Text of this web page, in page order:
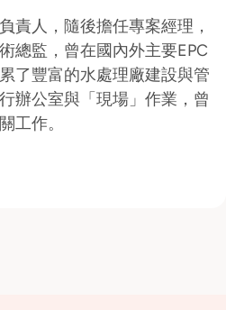
責人，隨後擔任專案經理，
總監，曾在國內外主要EPC
了豐富的水處理廠建設與管
辦公室與「現場」作業，曾
工作。